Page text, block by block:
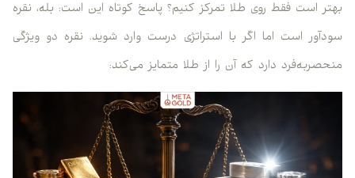
بهتر است فقط روی طلا تمرکز کنیم؟ پاسخ کوتاه این است: بله، نقره
سودآور است اما اگر با استراتژی درست وارد شوید. نقره دو ویژگی
منحصر‌به‌فرد دارد که آن را از طلا متمایز می‌کند: